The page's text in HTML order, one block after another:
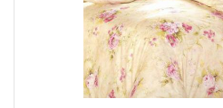
(2шт)
Производитель
Sailid
(Китай)